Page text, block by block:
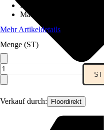
Verkauf durch: Floordirekt
Material
Maße (BxL)
Mehr Artikeldetails
Menge (ST)
ST